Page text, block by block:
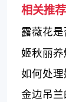
相关推荐
露薇花是
姬秋丽养
如何处理
金边吊兰